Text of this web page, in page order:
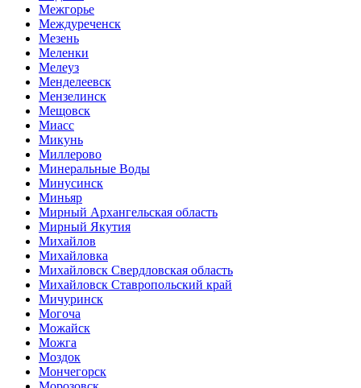
Межгорье
Междуреченск
Мезень
Меленки
Мелеуз
Менделеевск
Мензелинск
Мещовск
Миасс
Микунь
Миллерово
Минеральные Воды
Минусинск
Миньяр
Мирный Архангельская область
Мирный Якутия
Михайлов
Михайловка
Михайловск Свердловская область
Михайловск Ставропольский край
Мичуринск
Могоча
Можайск
Можга
Моздок
Мончегорск